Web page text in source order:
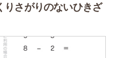
りさがりのないひきざ